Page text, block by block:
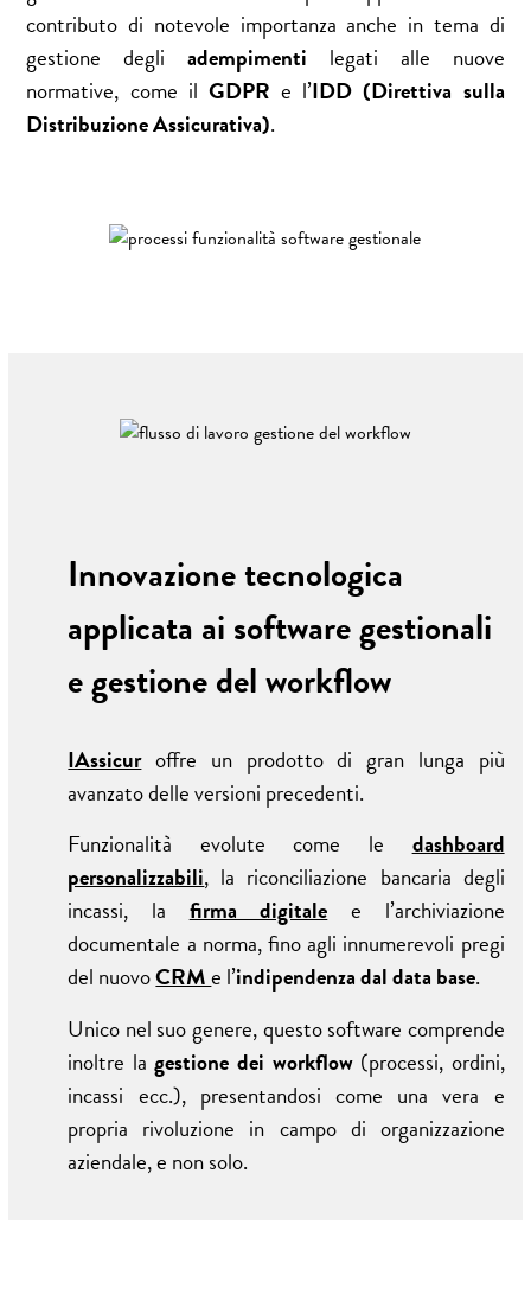
contributo di notevole importanza anche in tema di
gestione degliadempimenti legati alle nuove
normative, come il GDPR e l’IDD (Direttiva sulla
Distribuzione Assicurativa).
Innovazione tecnologica
applicata ai software gestionali
e gestione del workflow
IAssicuroffre un prodotto di gran lunga più
avanzato delle versioni precedenti.
Funzionalità evolute come ledashboard
personalizzabili, la riconciliazione bancaria degli
incassi, lafirma digitalee l’archiviazione
documentale a norma, fino agli innumerevoli pregi
del nuovoCRMe l’indipendenza dal data base.
Unico nel suo genere, questo software comprende
inoltre lagestione dei workflow(processi, ordini,
incassi ecc.), presentandosi come una vera e
propria rivoluzione in campo di organizzazione
aziendale, e non solo.